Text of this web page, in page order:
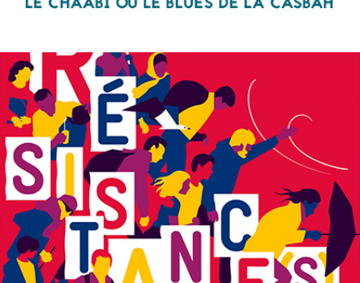
Le chaâbi ou le blues de la casbah
RENCONTRE